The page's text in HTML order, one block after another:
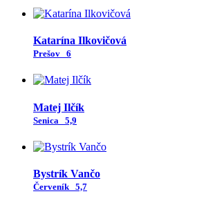
Katarína Ilkovičová
Prešov 6
Matej Ilčík
Senica 5,9
Bystrík Vančo
Červeník 5,7